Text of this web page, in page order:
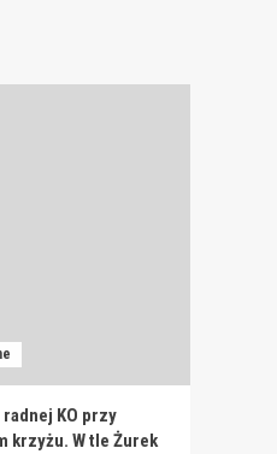
KO przy
krzyżu. W tle Żurek